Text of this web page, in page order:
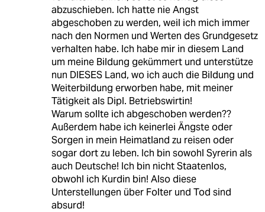
abzuschieben. Ich hatte nie Angst
abgeschoben zu werden, weil ich mich immer
nach den Normen und Werten des Grundgesetz
verhalten habe. Ich habe mir in diesem Land
um meine Bildung gekümmert und unterstütze
nun DIESES Land, wo ich auch die Bildung und
Weiterbildung erworben habe, mit meiner
Tätigkeit als Dipl. Betriebswirtin!
Warum sollte ich abgeschoben werden??
Außerdem habe ich keinerlei Ängste oder
Sorgen in mein Heimatland zu reisen oder
sogar dort zu leben. Ich bin sowohl Syrerin als
auch Deutsche! Ich bin nicht Staatenlos,
obwohl ich Kurdin bin! Also diese
Unterstellungen über Folter und Tod sind
absurd!